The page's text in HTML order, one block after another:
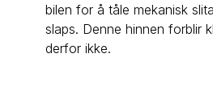
bilen for å tåle mekanisk
slaps. Denne hinnen forblir
derfor ikke.